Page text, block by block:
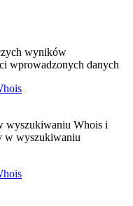
wyników
wprowadzonych danych
wyszukiwaniu Whois i
w wyszukiwaniu